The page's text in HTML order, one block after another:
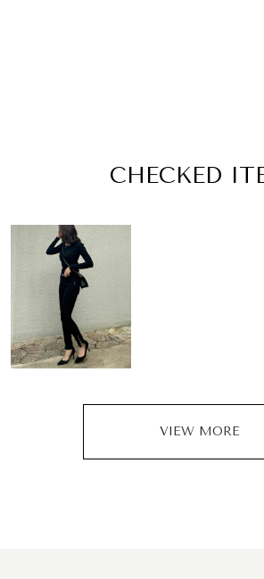
CHECKED
VIEW MORE